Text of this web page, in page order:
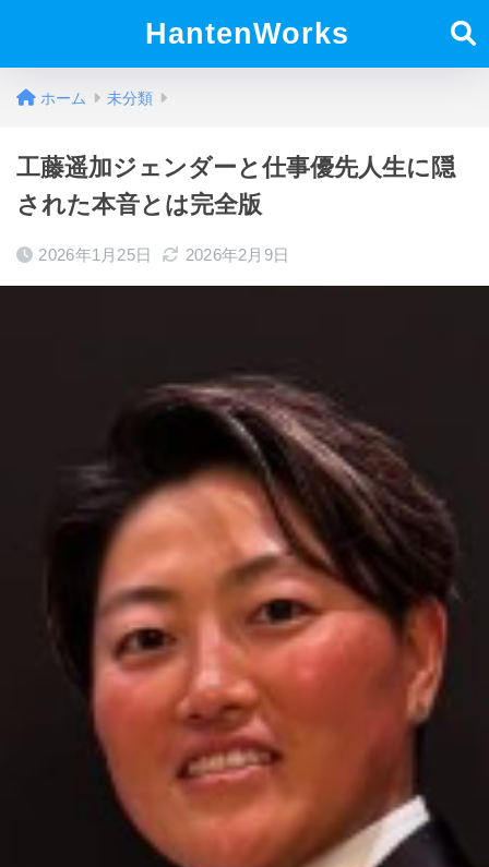
HantenWorks
ホーム 未分類
工藤遥加ジェンダーと仕事優先人生に隠
された本音とは完全版
2026年1月25日 2026年2月9日